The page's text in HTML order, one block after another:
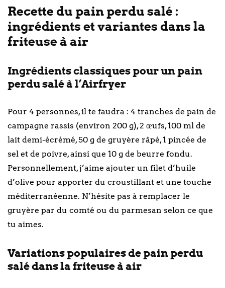
Recette du pain perdu salé :
ingrédients et variantes dans la
friteuse à air
Ingrédients classiques pour un pain
perdu salé à l’Airfryer
Pour 4 personnes, il te faudra : 4 tranches de pain de
campagne rassis (environ 200 g), 2 œufs, 100 ml de
lait demi-écrémé, 50 g de gruyère râpé, 1 pincée de
sel et de poivre, ainsi que 10 g de beurre fondu.
Personnellement, j’aime ajouter un filet d’huile
d’olive pour apporter du croustillant et une touche
méditerranéenne. N’hésite pas à remplacer le
gruyère par du comté ou du parmesan selon ce que
tu aimes.
Variations populaires de pain perdu
salé dans la friteuse à air